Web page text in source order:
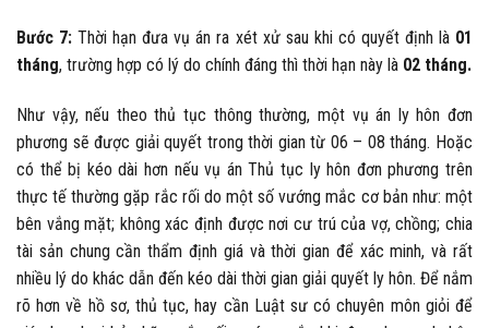
Bước 7: Thời hạn đưa vụ án ra xét xử sau khi có quyết định là 01
tháng, trường hợp có lý do chính đáng thì thời hạn này là 02 tháng.
Như vậy, nếu theo thủ tục thông thường, một vụ án ly hôn đơn
phương sẽ được giải quyết trong thời gian từ 06 – 08 tháng. Hoặc
có thể bị kéo dài hơn nếu vụ án Thủ tục ly hôn đơn phương trên
thực tế thường gặp rắc rối do một số vướng mắc cơ bản như: một
bên vắng mặt; không xác định được nơi cư trú của vợ, chồng; chia
tài sản chung cần thẩm định giá và thời gian để xác minh, và rất
nhiều lý do khác dẫn đến kéo dài thời gian giải quyết ly hôn. Để nắm
rõ hơn về hồ sơ, thủ tục, hay cần Luật sư có chuyên môn giỏi để